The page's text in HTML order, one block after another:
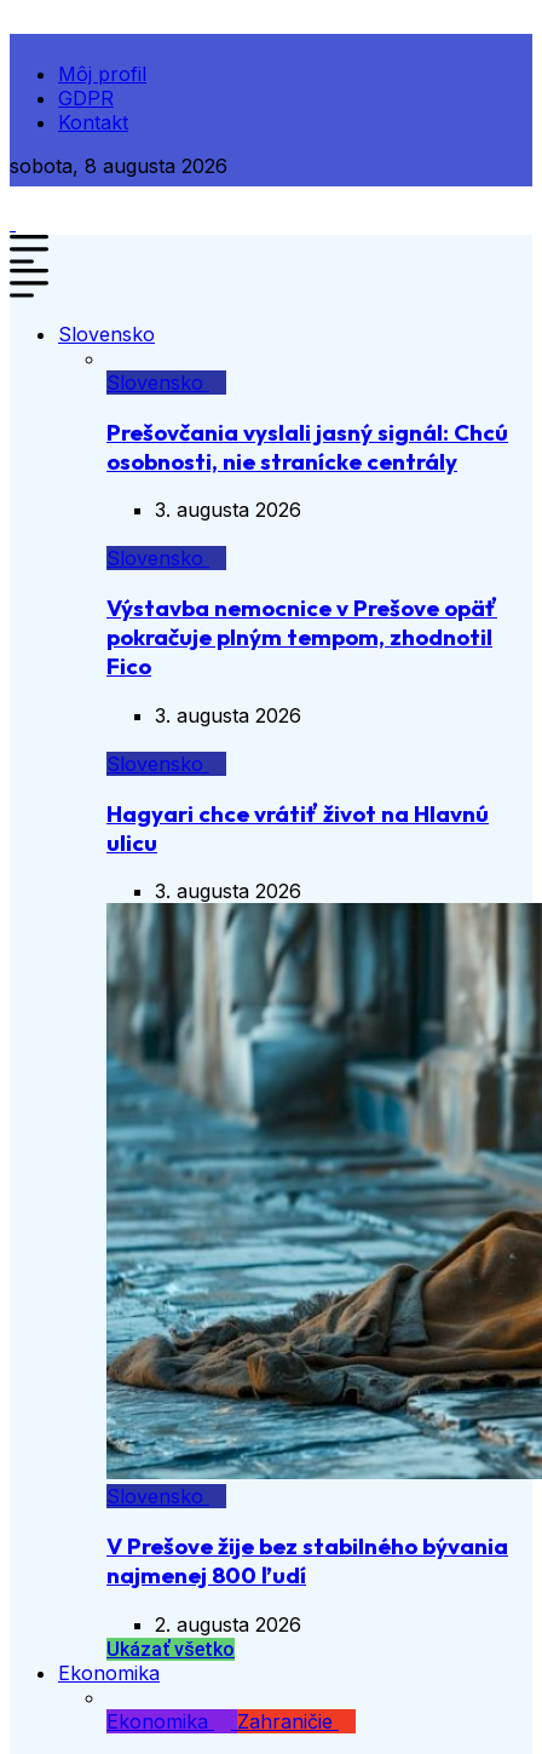
Môj profil
GDPR
Kontakt
sobota, 8 augusta 2026
Slovensko
Slovensko
Prešovčania vyslali jasný signál: Chcú
osobnosti, nie stranícke centrály
3. augusta 2026
Slovensko
Výstavba nemocnice v Prešove opäť
pokračuje plným tempom, zhodnotil
Fico
3. augusta 2026
Slovensko
Hagyari chce vrátiť život na Hlavnú
ulicu
3. augusta 2026
Slovensko
V Prešove žije bez stabilného bývania
najmenej 800 ľudí
2. augusta 2026
Ukázať všetko
Ekonomika
Ekonomika
Zahraničie